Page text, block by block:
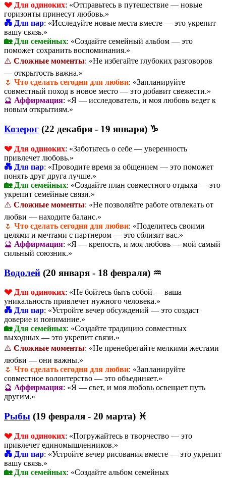
💔 Для одиноких: «Отправьтесь в путешествие — новые
горизонты принесут любовь.»
💑 Для пар: «Исследуйте новые места вместе — это укрепит
вашу связь.»
🏡 Для семейных: «Создайте семейный альбом — это
поможет сохранить воспоминания.»
⚠️ Сложные моменты: «Не избегайте глубоких разговоров
— открытость важна.»
🌷 Что сделать сегодня для любви: «Запланируйте
совместный поход в новое место — это добавит свежести.»
🔮 Аффирмация: «Я — исследователь, и моя любовь ведет к
новым открытиям.»
Козерог (22 декабря - 19 января) ♑
💔 Для одиноких: «Заботьтесь о себе — уверенность
привлечет любовь.»
💑 Для пар: «Проводите время за общением — это поможет
понять друг друга лучше.»
🏡 Для семейных: «Создайте план совместного отдыха — это
укрепит семейные связи.»
⚠️ Сложные моменты: «Не позволяйте работе отвлекать от
любви — находите баланс.»
🌷 Что сделать сегодня для любви: «Поделитесь своими
целями и мечтами с партнером — это сблизит вас.»
🔮 Аффирмация: «Я — крепость, и моя любовь — мой самый
сильный союзник.»
Водолей (20 января - 18 февраля) ♒
💔 Для одиноких: «Не бойтесь быть собой — ваша
уникальность привлечет нужного человека.»
💑 Для пар: «Устройте вечер обсуждений — это создаст
доверие и понимание.»
🏡 Для семейных: «Создайте традицию совместных
выходных — это укрепит связи.»
⚠️ Сложные моменты: «Не пренебрегайте мелкими жестами
любви — они важны.»
🌷 Что сделать сегодня для любви: «Запланируйте
совместное волонтерство — это объединяет.»
🔮 Аффирмация: «Я — свет, и моя любовь освещает путь
другим.»
Рыбы (19 февраля - 20 марта) ♓
💔 Для одиноких: «Погружайтесь в творчество — это
привлечет единомышленников.»
💑 Для пар: «Устройте вечер рисования вместе — это укрепит
вашу связь.»
🏡 Для семейных: «Создайте альбом семейных